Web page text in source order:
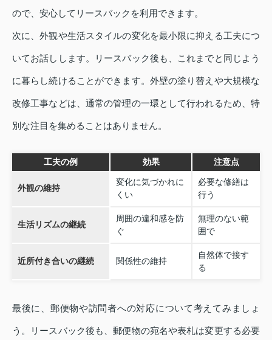
ので、安心してリースバックを利用できます。
次に、外観や生活スタイルの変化を最小限に抑える工夫につ
いてお話しします。リースバック後も、これまでと同じよう
に暮らし続けることができます。外壁の塗り替えや大規模な
改修工事などは、通常の管理の一環として行われるため、特
別な注目を集めることはありません。
工夫の例 効果 注意点
外観の維持
変化に気づかれに
くい
必要な修繕は
行う
生活リズムの継続
周囲の違和感を防
ぐ
無理のない範
囲で
近所付き合いの継続 関係性の維持
自然体で接す
る
最後に、郵便物や訪問者への対応について考えてみましょ
う。リースバック後も、郵便物の宛名や表札は変更する必要